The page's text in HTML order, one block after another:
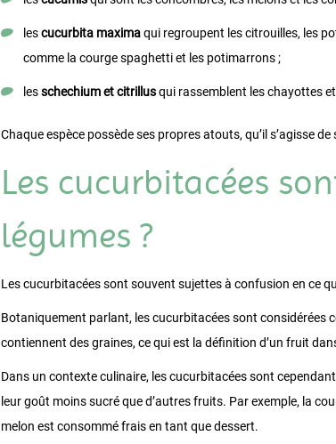
lescucurbita maximaqui regroupent les citrouilles, les
comme la courge spaghetti et les potimarrons ;
lesschechium et citrillusqui rassemblent les chayottes
Chaque espèce possède ses propres atouts, qu’il s’agisse
Les cucurbitacées
légumes ?
Les cucurbitacées sont souvent sujettes à confusion en ce
Botaniquement parlant, les cucurbitacées sont considérées
contiennent des graines, ce qui est la définition d’un fruit
Dans un contexte culinaire, les cucurbitacées sont
leur goût moins sucré que d’autres fruits. Par exemple, la
melon est consommé frais en tant que dessert.